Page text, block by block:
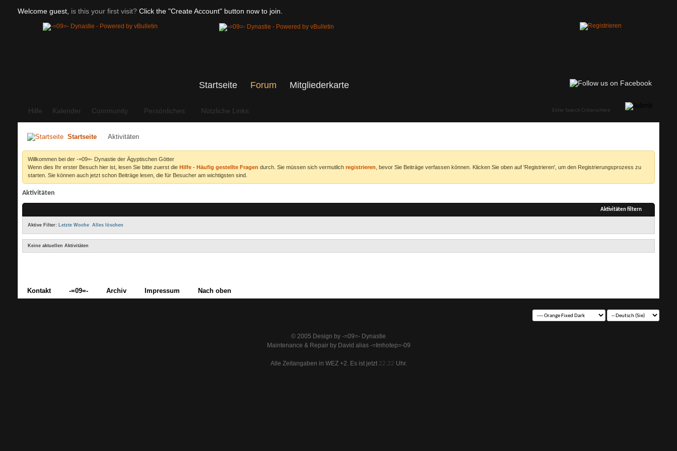
Welcome guest, is this your first visit? Click the "Create Account" button now to join.
Startseite Forum
Hilfe Kalender Community Persönliches Nützliche Links
Mitgliederkarte
Startseite Aktivitäten
Willkommen bei der -=09=- Dynastie der Ägyptischen Götter
Wenn dies Ihr erster Besuch hier ist, lesen Sie bitte zuerst die Hilfe - Häufig gestellte Fragen durch. Sie müssen sich vermutlich registrieren , bevor Sie Beiträge verfassen können. Klicken Sie oben auf 'Registrieren', um den Registrierungsprozess zu
starten. Sie können auch jetzt schon Beiträge lesen, die für Besucher am wichtigsten sind.
Aktivitäten
Aktivitäten filtern
Aktive Filter: Letzte Woche Alles löschen
Keine aktuellen Aktivitäten
Kontakt -=09=- Archiv Impressum Nach oben
© 2005 Design by -=09=- Dynastie
Maintenance & Repair by David alias -=Imhotep=-09
Alle Zeitangaben in WEZ +2. Es ist jetzt 22:22 Uhr.